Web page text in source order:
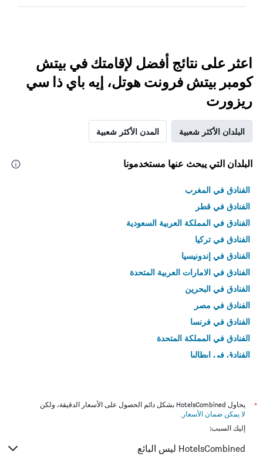
اعثر على نتائج أفضل لإقامتك في بيتش
كومبر بيتش فرونت هوتل، إيه باي ذا سي
ريزورت
البلدان الأكثر شعبية المدن الأكثر شعبية
البلدان التي يبحث عنها مستخدمونا
الفنادق في المغرب
الفنادق في قطر
الفنادق في المملكة العربية السعودية
الفنادق في تركيا
الفنادق في إندونيسيا
الفنادق في الامارات العربية المتحدة
الفنادق في البحرين
الفنادق في مصر
الفنادق في فرنسا
الفنادق في المملكة المتحدة
الفنادق في إيطاليا
*
يحاول HotelsCombined بشكل دائم الحصول على الأسعار الدقيقة، ولكن
لا يمكن ضمان الأسعار .
إليك السبب:
HotelsCombined ليس البائع